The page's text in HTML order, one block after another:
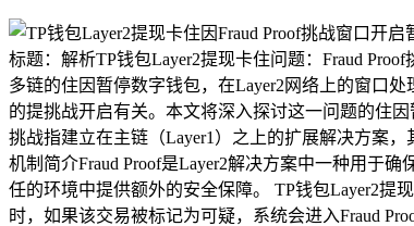
标题：解析TP钱包Layer2提现卡住问题：Fraud
多链的住因暂停数字钱包，在Layer2网络上的窗口
的提挑战开启有关。本文将深入探讨这一问题的住
挑战指建立在主链（Layer1）之上的扩展解决方案
机制简介Fraud Proof是Layer2解决方案中一种用于
任的环境中提供额外的安全保障。 TP钱包Layer2提
时，如果该交易被标记为可疑，系统会进入Fraud